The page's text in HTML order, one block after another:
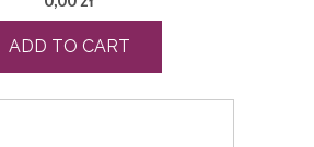
ADD TO CART